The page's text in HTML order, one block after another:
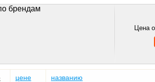
брендам
Цена
цене названию